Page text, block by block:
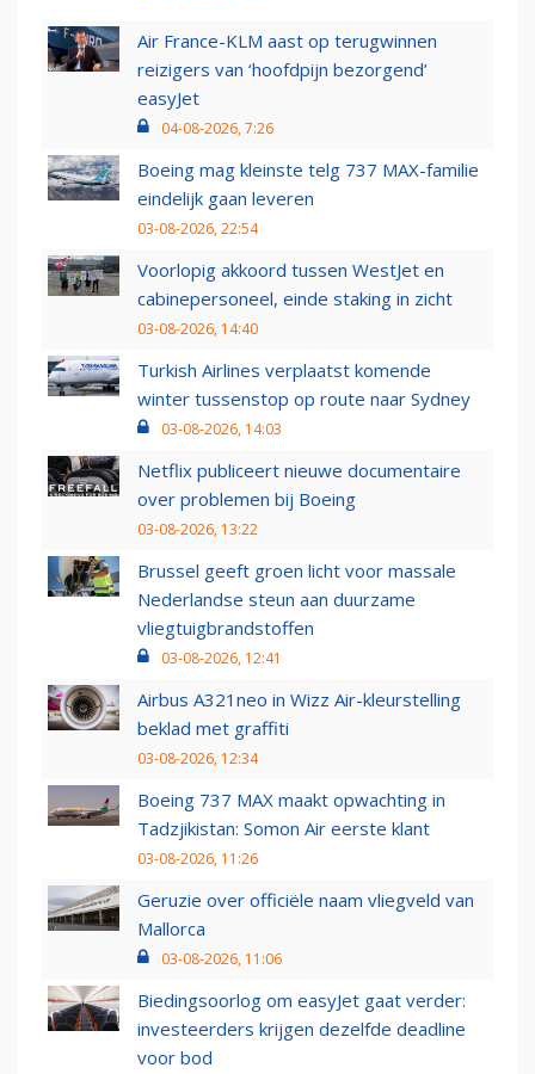
Air France-KLM aast op terugwinnen
reizigers van ‘hoofdpijn bezorgend’
easyJet
04-08-2026, 7:26
Boeing mag kleinste telg 737 MAX-familie
eindelijk gaan leveren
03-08-2026, 22:54
Voorlopig akkoord tussen WestJet en
cabinepersoneel, einde staking in zicht
03-08-2026, 14:40
Turkish Airlines verplaatst komende
winter tussenstop op route naar Sydney
03-08-2026, 14:03
Netflix publiceert nieuwe documentaire
over problemen bij Boeing
03-08-2026, 13:22
Brussel geeft groen licht voor massale
Nederlandse steun aan duurzame
vliegtuigbrandstoffen
03-08-2026, 12:41
Airbus A321neo in Wizz Air-kleurstelling
beklad met graffiti
03-08-2026, 12:34
Boeing 737 MAX maakt opwachting in
Tadzjikistan: Somon Air eerste klant
03-08-2026, 11:26
Geruzie over officiële naam vliegveld van
Mallorca
03-08-2026, 11:06
Biedingsoorlog om easyJet gaat verder:
investeerders krijgen dezelfde deadline
voor bod